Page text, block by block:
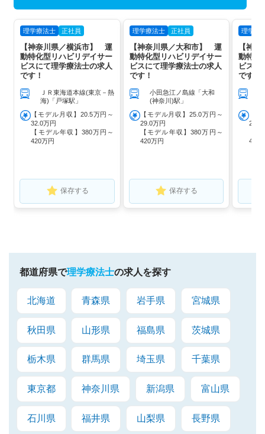
理学療法士 正社員
【神奈川県／横浜市】 運
動特化型リハビリデイサー
ビスにて理学療法士の求人
です！
ＪＲ東海道本線(東京－熱
海)「戸塚駅」
【モデル月収】20.5万円～
32.0万円
【モデル年収】380万円～
420万円
保存する
理学療法士 正社員
【神奈川県／大和市】 運
動特化型リハビリデイサー
ビスにて理学療法士の求人
です！
小田急江ノ島線「大和
(神奈川)駅」
【モデル月収】25.0万円～
29.0万円
【モデル年収】380万円～
420万円
保存する
理学療
【神
動特化
ビスに
です！
29.0
420
都道府県で理学療法士の求人を探す
北海道 青森県 岩手県 宮城県
秋田県 山形県 福島県 茨城県
栃木県 群馬県 埼玉県 千葉県
東京都 神奈川県 新潟県 富山県
石川県 福井県 山梨県 長野県